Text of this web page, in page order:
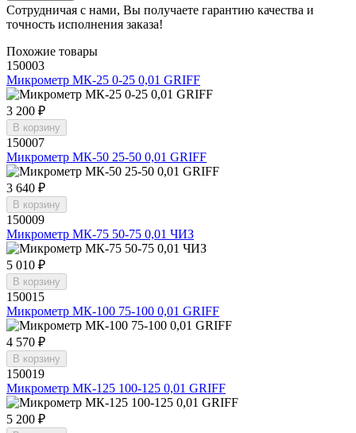
Сотрудничая с нами, Вы получаете гарантию качества и
точность исполнения заказа!
Похожие товары
150003
Микрометр МК-25 0-25 0,01 GRIFF
3 200 ₽
В корзину
150007
Микрометр МК-50 25-50 0,01 GRIFF
3 640 ₽
В корзину
150009
Микрометр МК-75 50-75 0,01 ЧИЗ
5 010 ₽
В корзину
150015
Микрометр МК-100 75-100 0,01 GRIFF
4 570 ₽
В корзину
150019
Микрометр МК-125 100-125 0,01 GRIFF
5 200 ₽